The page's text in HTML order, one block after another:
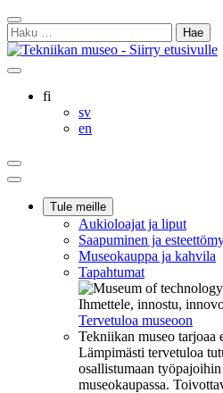
Siirry
sisältöön
Sulje
hakukenttä
Haku:
Ostoskorisi
Oma
Hae
sivultafi
svSvenska
en
Ostoskorisi
Oma
tiliHae
Päävalikko
Tule meille
Aukioloajat ja liput
Saapuminen ja
Museokauppa ja kahvila
Tapahtumat
Ihmettele, innostu,
Tervetuloa museoon
Tekniikan museo tarjoaa
Lämpimästi tervetuloa
osallistumaan
museokaupassa.